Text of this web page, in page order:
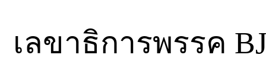
เลขาธิการพรรค